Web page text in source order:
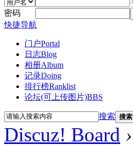
密码
快捷导航
门户Portal
日志Blog
相册Album
记录Doing
排行榜Ranklist
论坛(可上传图片)BBS
搜索 搜索
Discuz! Board ›